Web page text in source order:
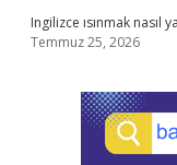
Ingilizce ısınmak nasıl
Temmuz 25, 2026